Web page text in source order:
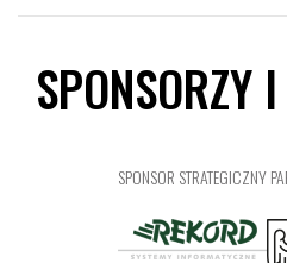
SPONSORZY
SPONSOR STRATEGICZNY